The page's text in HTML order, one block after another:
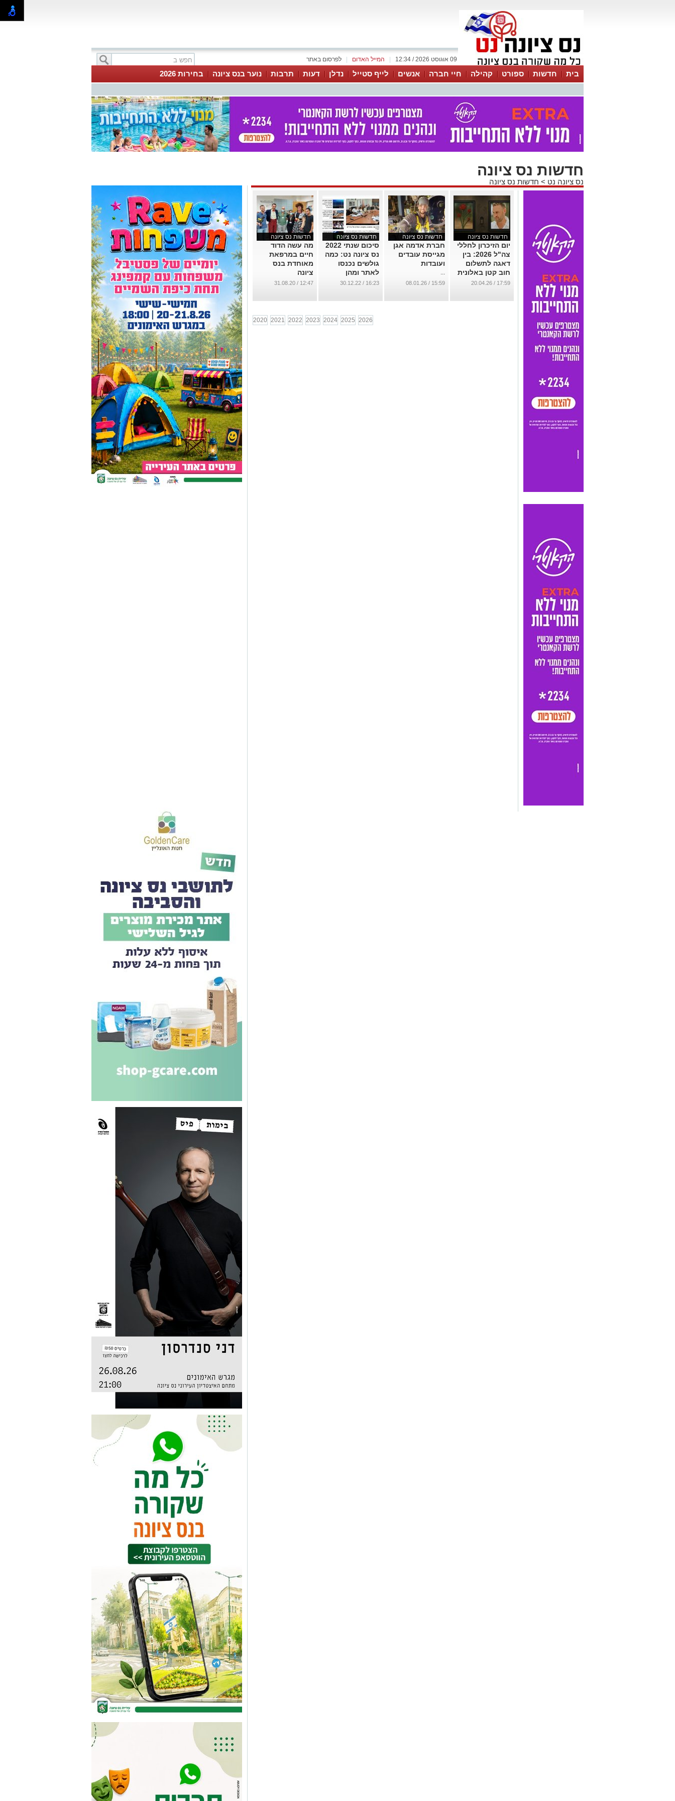
לפרסום באתר המייל האדום 09 אוגוסט 2026 / 12:34
בית חדשות ספורט קהילה חיי חברה אנשים לייף סטייל נדלן דעות תרבות נוער בנס ציונה בחירות 2026
חדשות נס ציונה
נס ציונה נט > חדשות נס ציונה
חדשות נס ציונה
יום הזיכרון לחללי
צה"ל 2026: בין
דאגה לתשלום
חוב קטן באלונית
של כפר עזה
חדשים: המורשת
17:59 / 20.04.26
חדשות נס ציונה
חברת אדמה אגן
מגייסת עובדים
ועובדות
...
15:59 / 08.01.26
חדשות נס ציונה
סיכום שנתי 2022
נס ציונה נט: כמה
גולשים נכנסו
לאתר ומהן
הכתבות הנצפות
...
16:23 / 30.12.22
חדשות נס ציונה
מה עשה הדוד
חיים במרפאת
מאוחדת בנס
ציונה
...
12:47 / 31.08.20
2020 2021 2022 2023 2024 2025 2026